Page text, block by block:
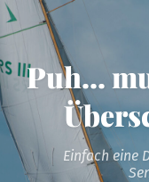
Puh...
Einfach eine